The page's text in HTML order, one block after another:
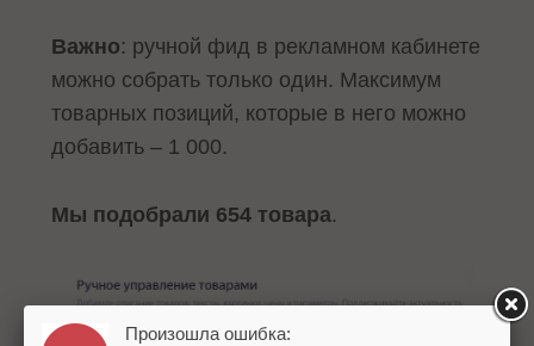
Важно: ручной фид в рекламном кабинете
можно собрать только один. Максимум
товарных позиций, которые в него можно
добавить – 1 000.
Мы подобрали 654 товара.
Произошла ошибка: